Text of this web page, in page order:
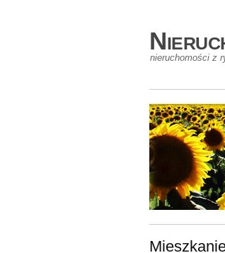
nieruchomości z